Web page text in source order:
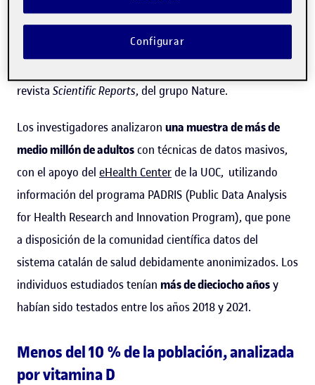
riesgo— y cuestiona la práctica habitual de no
suplementar a la población, a pesar de que los niveles
revista Scientific Reports, del grupo Nature.
Los investigadores analizaron una muestra de más de
medio millón de adultoscon técnicas de datos masivos,
con el apoyo del eHealth Center de la UOC, utilizando
información del programa PADRIS (Public Data Analysis
for Health Research and Innovation Program), que pone
a disposición de la comunidad científica datos del
sistema catalán de salud debidamente anonimizados. Los
individuos estudiados tenían más de dieciocho añosy
habían sido testados entre los años 2018 y 2021.
Menos del 10 % de la población, analizada
por vitamina D
Configurar